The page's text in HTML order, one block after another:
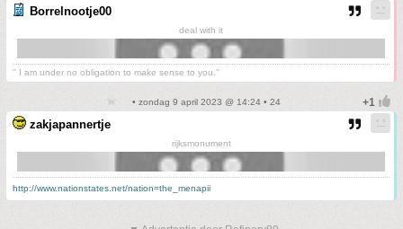
Borrelnootje00
deal with it
'' I am under no obligation to make sense to you.''
• zondag 9 april 2023 @ 14:24 • 24
zakjapannertje
rijksmonument
http://www.nationstates.net/nation=the_menapii